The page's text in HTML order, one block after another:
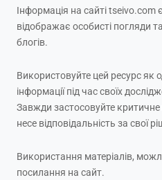
Інформація на сайті tseivo.com
відображає особисті погляди
блогів.
Використовуйте цей ресурс як
інформації під час своїх
Завжди застосовуйте
несе відповідальність за свої
Використання матеріалів,
посилання на сайт.